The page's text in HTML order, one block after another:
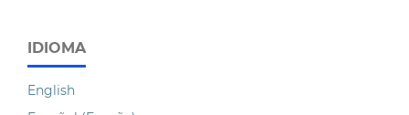
IDIOMA
English